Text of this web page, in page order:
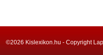
©2026 Kislexikon.hu - Copyright